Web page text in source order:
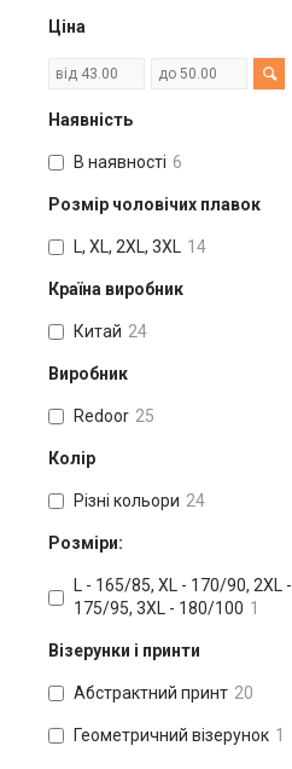
Ціна
Наявність
В наявності 6
Розмір чоловічих плавок
L, XL, 2XL, 3XL 14
Країна виробник
Китай 24
Виробник
Redoor 25
Колір
Різні кольори 24
Розміри:
L - 165/85, XL - 170/90, 2XL -
175/95, 3XL - 180/100 1
Візерунки і принти
Абстрактний принт 20
Геометричний візерунок 1